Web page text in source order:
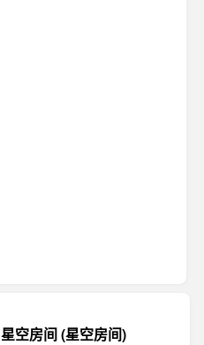
星空房间 (星空房间)